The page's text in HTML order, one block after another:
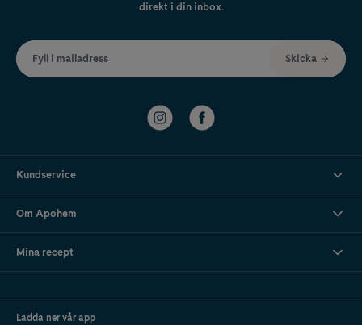
direkt i din inbox.
Fyll i mailadress Skicka
Kundservice
Om Apohem
Mina recept
Ladda ner vår app